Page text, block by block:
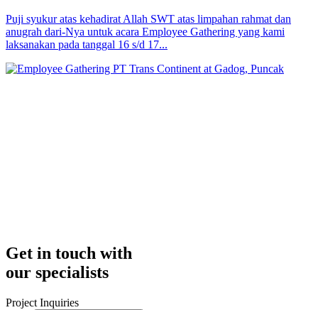
Puji syukur atas kehadirat Allah SWT atas limpahan rahmat dan
anugrah dari-Nya untuk acara Employee Gathering yang kami
laksanakan pada tanggal 16 s/d 17...
Get in touch with
our specialists
Project Inquiries